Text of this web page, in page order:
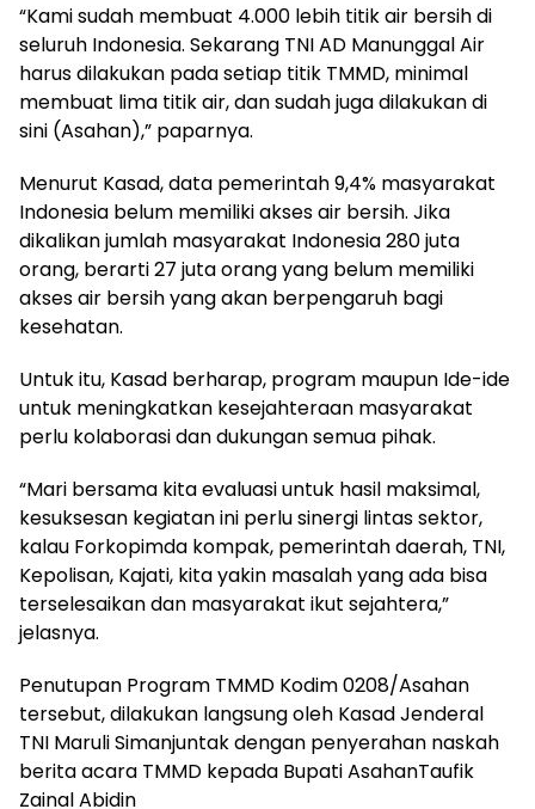
“Kami sudah membuat 4.000 lebih titik air bersih di
seluruh Indonesia. Sekarang TNI AD Manunggal Air
harus dilakukan pada setiap titik TMMD, minimal
membuat lima titik air, dan sudah juga dilakukan di
sini (Asahan),” paparnya.
Menurut Kasad, data pemerintah 9,4% masyarakat
Indonesia belum memiliki akses air bersih. Jika
dikalikan jumlah masyarakat Indonesia 280 juta
orang, berarti 27 juta orang yang belum memiliki
akses air bersih yang akan berpengaruh bagi
kesehatan.
Untuk itu, Kasad berharap, program maupun Ide-ide
untuk meningkatkan kesejahteraan masyarakat
perlu kolaborasi dan dukungan semua pihak.
“Mari bersama kita evaluasi untuk hasil maksimal,
kesuksesan kegiatan ini perlu sinergi lintas sektor,
kalau Forkopimda kompak, pemerintah daerah, TNI,
Kepolisan, Kajati, kita yakin masalah yang ada bisa
terselesaikan dan masyarakat ikut sejahtera,”
jelasnya.
Penutupan Program TMMD Kodim 0208/Asahan
tersebut, dilakukan langsung oleh Kasad Jenderal
TNI Maruli Simanjuntak dengan penyerahan naskah
berita acara TMMD kepada Bupati AsahanTaufik
Zainal Abidin